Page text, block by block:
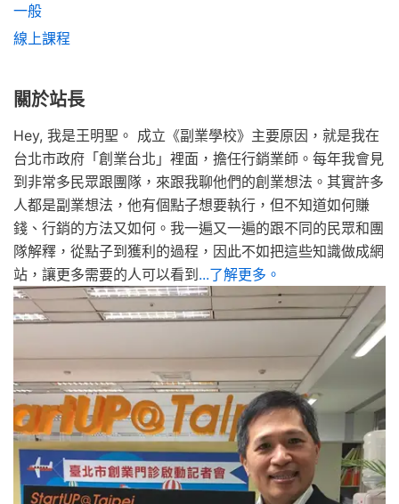
一般
線上課程
關於站長
Hey, 我是王明聖。 成立《副業學校》主要原因，就是我在
台北市政府「創業台北」裡面，擔任行銷業師。每年我會見
到非常多民眾跟團隊，來跟我聊他們的創業想法。其實許多
人都是副業想法，他有個點子想要執行，但不知道如何賺
錢、行銷的方法又如何。我一遍又一遍的跟不同的民眾和團
隊解釋，從點子到獲利的過程，因此不如把這些知識做成網
站，讓更多需要的人可以看到...了解更多。